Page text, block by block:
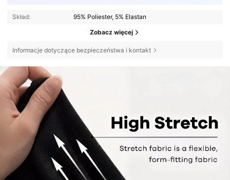
Skład: 95% Poliester, 5% Elastan
Zobacz więcej
Informacje dotyczące bezpieczeństwa i kontakt